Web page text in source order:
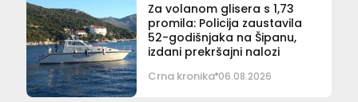
Za volanom glisera s 1,73
promila: Policija zaustavila
52-godišnjaka na Šipanu,
izdani prekršajni nalozi
Crna kronika 06.08.2026